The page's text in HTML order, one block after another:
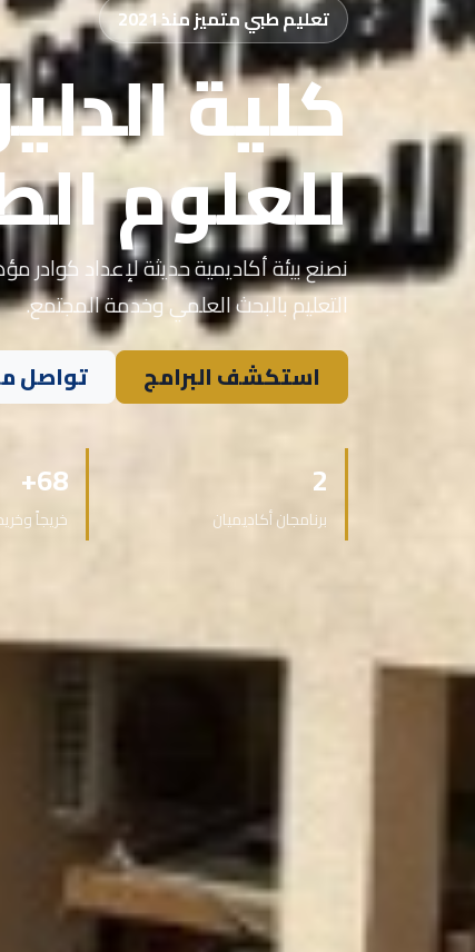
تعليم طبي متميز منذ 2021
كلية
للعلوم
نصنع بيئة أكاديمية حديثة لإعداد كوادر
التعليم بالبحث العلمي وخدمة المجتمع.
استكشف البرامج تواصل
2
برنامجان أكاديميان
68+
خريجاً